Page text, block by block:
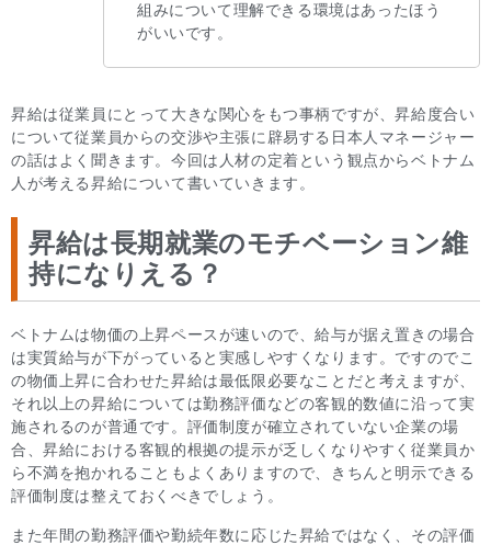
組みについて理解できる環境はあったほう
がいいです。
昇給は従業員にとって大きな関心をもつ事柄ですが、昇給度合い
について従業員からの交渉や主張に辟易する日本人マネージャー
の話はよく聞きます。今回は人材の定着という観点からベトナム
人が考える昇給について書いていきます。
昇給は長期就業のモチベーション維
持になりえる？
ベトナムは物価の上昇ペースが速いので、給与が据え置きの場合
は実質給与が下がっていると実感しやすくなります。ですのでこ
の物価上昇に合わせた昇給は最低限必要なことだと考えますが、
それ以上の昇給については勤務評価などの客観的数値に沿って実
施されるのが普通です。評価制度が確立されていない企業の場
合、昇給における客観的根拠の提示が乏しくなりやすく従業員か
ら不満を抱かれることもよくありますので、きちんと明示できる
評価制度は整えておくべきでしょう。
また年間の勤務評価や勤続年数に応じた昇給ではなく、その評価